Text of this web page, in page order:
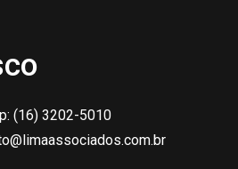
(16) 3202-5010